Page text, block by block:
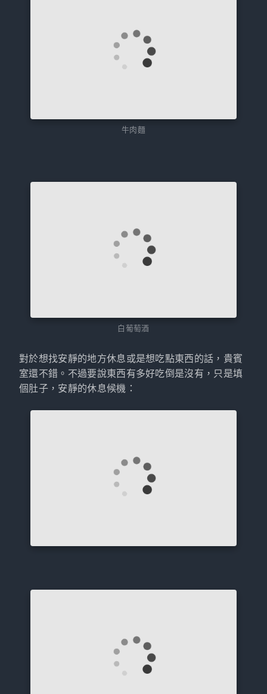
牛肉麵
白葡萄酒
對於想找安靜的地方休息或是想吃點東西的話，貴賓
室還不錯。不過要說東西有多好吃倒是沒有，只是填
個肚子，安靜的休息候機：